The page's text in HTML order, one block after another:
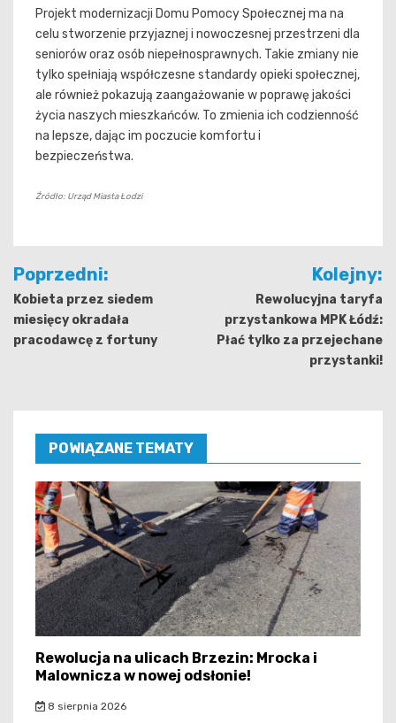
Projekt modernizacji Domu Pomocy Społecznej ma na
celu stworzenie przyjaznej i nowoczesnej przestrzeni dla
seniorów oraz osób niepełnosprawnych. Takie zmiany nie
tylko spełniają współczesne standardy opieki społecznej,
ale również pokazują zaangażowanie w poprawę jakości
życia naszych mieszkańców. To zmienia ich codzienność
na lepsze, dając im poczucie komfortu i
bezpieczeństwa.
Źródło: Urząd Miasta Łodzi
Nawigacja
wpisu
Poprzedni:
Kobieta przez siedem
miesięcy okradała
pracodawcę z fortuny
Kolejny:
Rewolucyjna taryfa
przystankowa MPK Łódź:
Płać tylko za przejechane
przystanki!
POWIĄZANE TEMATY
Rewolucja na ulicach Brzezin: Mrocka i
Malownicza w nowej odsłonie!
8 sierpnia 2026